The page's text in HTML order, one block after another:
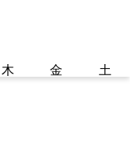
木 金 土